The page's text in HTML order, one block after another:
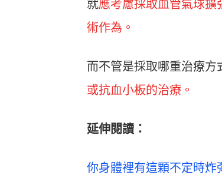
就應考慮採取血管氣球
術作為。
而不管是採取哪重治療
或抗血小板的治療。
延伸閱讀：
你身體裡有這顆不定時炸